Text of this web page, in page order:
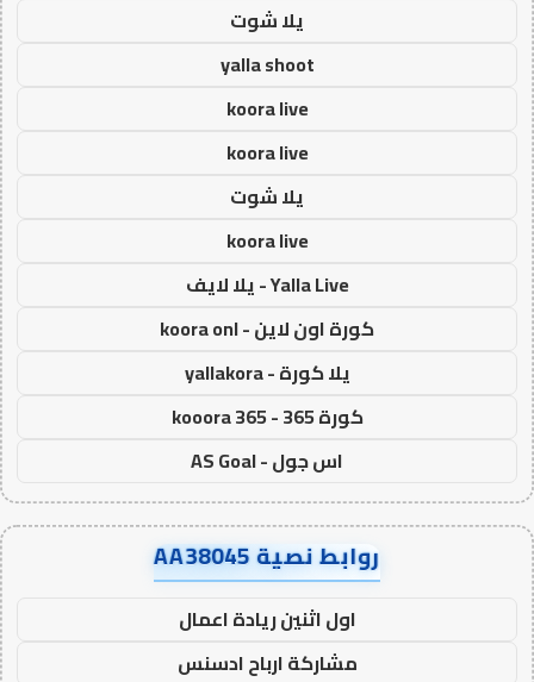
يلا شوت
yalla shoot
koora live
koora live
يلا شوت
koora live
Yalla Live - يلا لايف
كورة اون لاين - koora onl
يلا كورة - yallakora
كورة 365 - kooora 365
اس جول - AS Goal
روابط نصية AA38045
اول اثنين ريادة اعمال
مشاركة ارباح ادسنس